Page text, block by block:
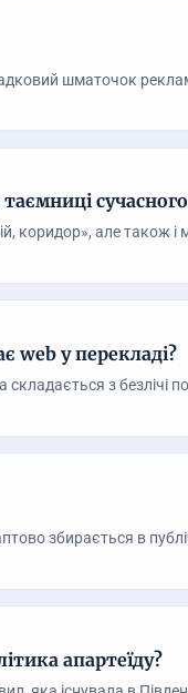
шматочок
сучасного
коридор», але також
web у перекладі?
з безлічі
збирається в
апартеїду?